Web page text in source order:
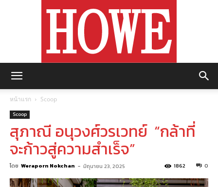
หน้าแรก Scoop
Scoop
สุภาณี อนุวงศ์วรเวทย์ “กล้าที่
จะก้าวสู่ความสำเร็จ”
โดย Weraporn Nokchan - มิถุนายน 23, 2025 0
1862